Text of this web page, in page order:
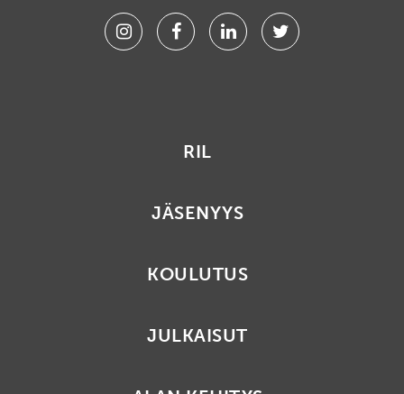
InstagramFacebookLinkedinTwitter
RIL
JÄSENYYS
KOULUTUS
JULKAISUT